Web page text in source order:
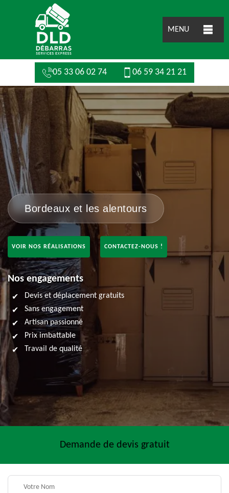
MENU
05 33 06 02 74 06 59 34 21 21
Bordeaux et les alentours
VOIR NOS RÉALISATIONS CONTACTEZ-NOUS !
Nos engagements
Devis et déplacement gratuits
Sans engagement
Artisan passionné
Prix imbattable
Travail de qualité
Demande de devis gratuit